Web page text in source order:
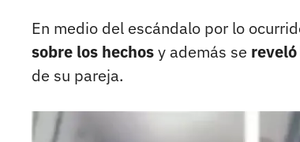
En medio del escándalo por lo
sobre los hechosy además se
de su pareja.